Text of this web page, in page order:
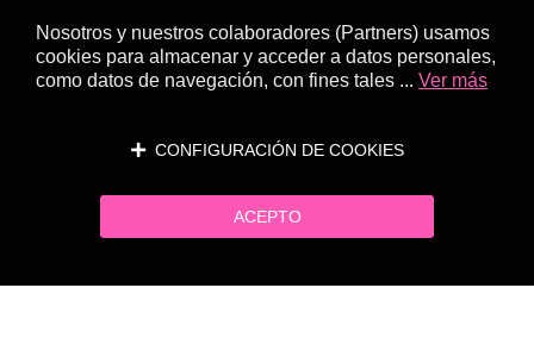
Nosotros y nuestros colaboradores (Partners) usamos
cookies para almacenar y acceder a datos personales,
como datos de navegación, con fines tales ... Ver más
CONFIGURACIÓN DE COOKIES
ACEPTO